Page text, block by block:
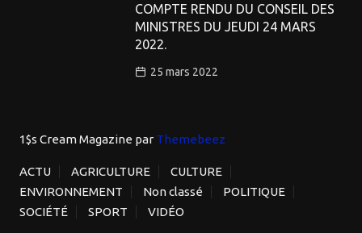
COMPTE RENDU DU CONSEIL DES
MINISTRES DU JEUDI 24 MARS
2022.
25 mars 2022
1$s Cream Magazine par Themebeez
ACTU AGRICULTURE
CULTURE
ENVIRONNEMENT
Non classé
POLITIQUE
SOCIÉTÉ
SPORT VIDÉO